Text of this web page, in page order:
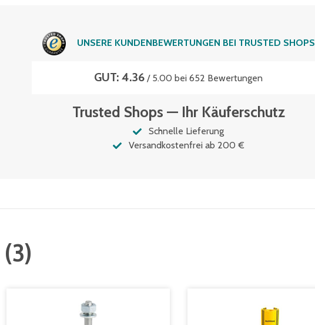
UNSERE KUNDENBEWERTUNGEN BEI TRUSTED SHOPS
GUT: 4.36 / 5.00 bei 652 Bewertungen
Trusted Shops — Ihr Käuferschutz
Schnelle Lieferung
Versandkostenfrei ab 200 €
(3)